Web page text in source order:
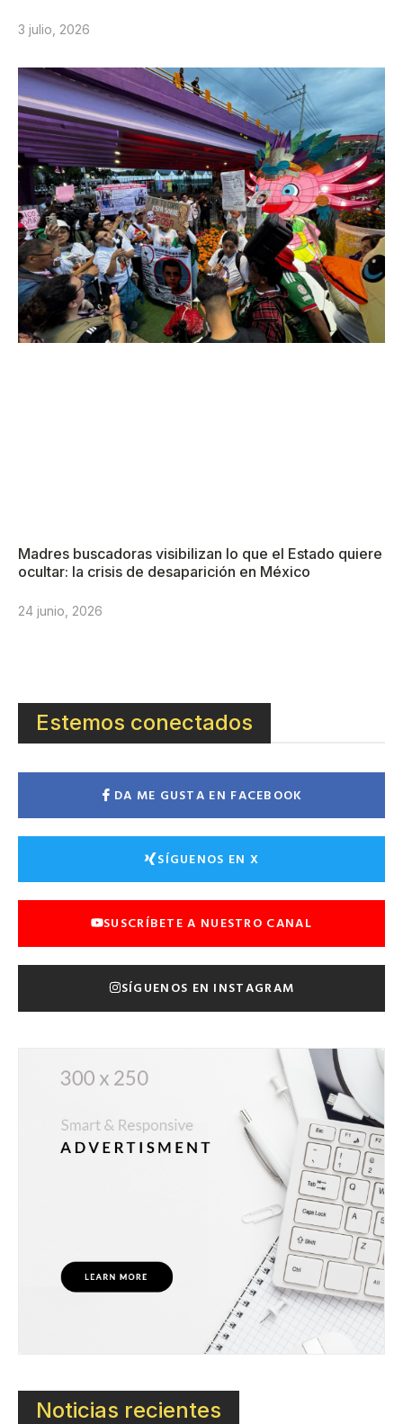
3 julio, 2026
Madres buscadoras visibilizan lo que el Estado quiere
ocultar: la crisis de desaparición en México
24 junio, 2026
Estemos conectados
DA ME GUSTA EN FACEBOOK
SÍGUENOS EN X
SUSCRÍBETE A NUESTRO CANAL
SÍGUENOS EN INSTAGRAM
Noticias recientes